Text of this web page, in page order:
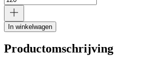
In winkelwagen
Productomschrijving